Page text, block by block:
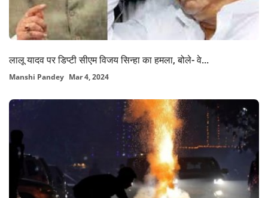
लालू यादव पर डिप्टी सीएम विजय सिन्हा का हमला, बोले- वे...
Manshi Pandey Mar 4, 2024